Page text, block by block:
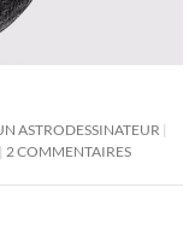
ASTRODESSINATEUR
2 COMMENTAIRES